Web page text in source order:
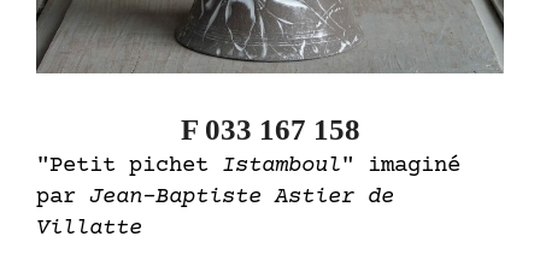
F 033 167 158
"Petit pichet Istamboul" imaginé
par Jean-Baptiste Astier de
Villatte